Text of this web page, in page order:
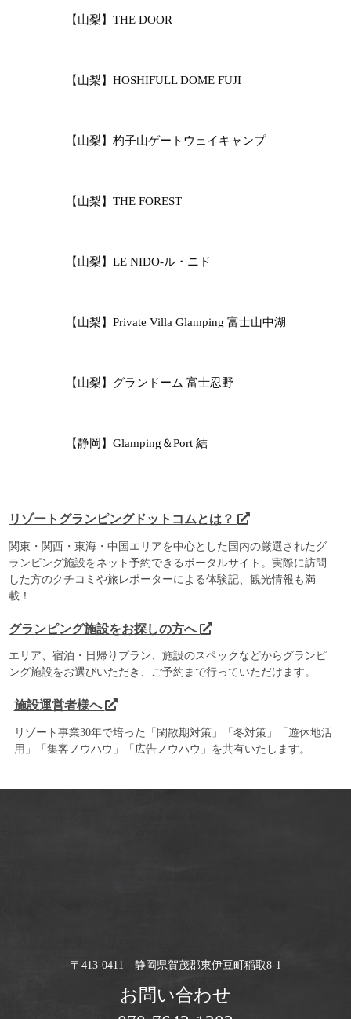
【山梨】THE DOOR
【山梨】HOSHIFULL DOME FUJI
【山梨】杓子山ゲートウェイキャンプ
【山梨】THE FOREST
【山梨】LE NIDO-ル・ニド
【山梨】Private Villa Glamping 富士山中湖
【山梨】グランドーム 富士忍野
【静岡】Glamping＆Port 結
リゾートグランピングドットコムとは？
関東・関西・東海・中国エリアを中心とした国内の厳選されたグ
ランピング施設をネット予約できるポータルサイト。実際に訪問
した方のクチコミや旅レポーターによる体験記、観光情報も満
載！
グランピング施設をお探しの方へ
エリア、宿泊・日帰りプラン、施設のスペックなどからグランピ
ング施設をお選びいただき、ご予約まで行っていただけます。
施設運営者様へ
リゾート事業30年で培った「閑散期対策」「冬対策」「遊休地活
用」「集客ノウハウ」「広告ノウハウ」を共有いたします。
〒413-0411 静岡県賀茂郡東伊豆町稲取8-1
お問い合わせ